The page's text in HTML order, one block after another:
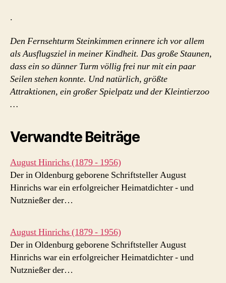
.
Den Fernsehturm Steinkimmen erinnere ich vor allem
als Ausflugsziel in meiner Kindheit. Das große Staunen,
dass ein so dünner Turm völlig frei nur mit ein paar
Seilen stehen konnte. Und natürlich, größte
Attraktionen, ein großer Spielpatz und der Kleintierzoo
…
Verwandte Beiträge
August Hinrichs (1879 - 1956)
Der in Oldenburg geborene Schriftsteller August
Hinrichs war ein erfolgreicher Heimatdichter - und
Nutznießer der…
August Hinrichs (1879 - 1956)
Der in Oldenburg geborene Schriftsteller August
Hinrichs war ein erfolgreicher Heimatdichter - und
Nutznießer der…